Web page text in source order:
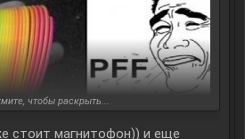
чтобы раскрыть...
стоит магнитофон)) и еще